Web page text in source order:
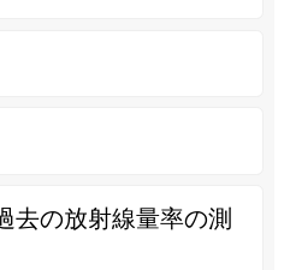
去の放射線量率の測